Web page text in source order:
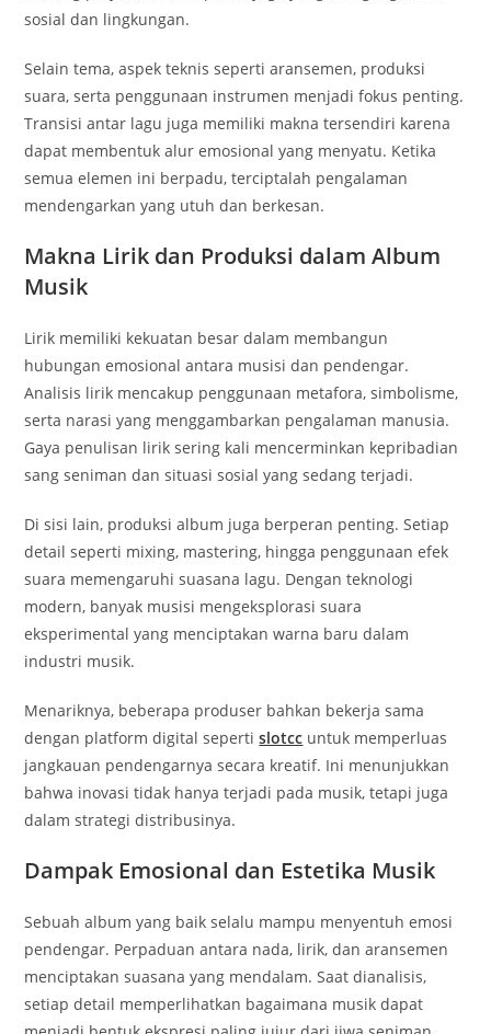
sosial dan lingkungan.
Selain tema, aspek teknis seperti aransemen, produksi
suara, serta penggunaan instrumen menjadi fokus penting.
Transisi antar lagu juga memiliki makna tersendiri karena
dapat membentuk alur emosional yang menyatu. Ketika
semua elemen ini berpadu, terciptalah pengalaman
mendengarkan yang utuh dan berkesan.
Makna Lirik dan Produksi dalam Album
Musik
Lirik memiliki kekuatan besar dalam membangun
hubungan emosional antara musisi dan pendengar.
Analisis lirik mencakup penggunaan metafora, simbolisme,
serta narasi yang menggambarkan pengalaman manusia.
Gaya penulisan lirik sering kali mencerminkan kepribadian
sang seniman dan situasi sosial yang sedang terjadi.
Di sisi lain, produksi album juga berperan penting. Setiap
detail seperti mixing, mastering, hingga penggunaan efek
suara memengaruhi suasana lagu. Dengan teknologi
modern, banyak musisi mengeksplorasi suara
eksperimental yang menciptakan warna baru dalam
industri musik.
Menariknya, beberapa produser bahkan bekerja sama
dengan platform digital sepertislotcc untuk memperluas
jangkauan pendengarnya secara kreatif. Ini menunjukkan
bahwa inovasi tidak hanya terjadi pada musik, tetapi juga
dalam strategi distribusinya.
Dampak Emosional dan Estetika Musik
Sebuah album yang baik selalu mampu menyentuh emosi
pendengar. Perpaduan antara nada, lirik, dan aransemen
menciptakan suasana yang mendalam. Saat dianalisis,
setiap detail memperlihatkan bagaimana musik dapat